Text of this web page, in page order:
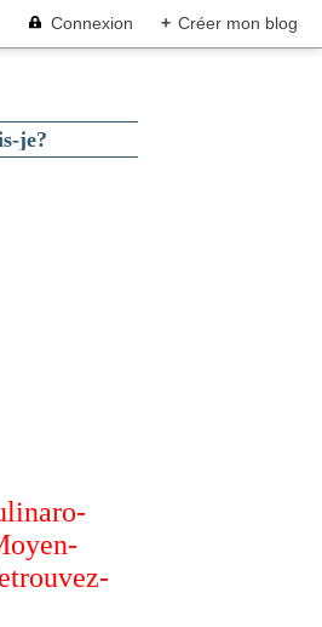
Connexion + Créer mon blog
je?